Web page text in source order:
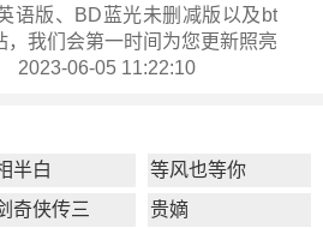
语版、BD蓝光未删减版以及bt
，我们会第一时间为您更新照亮
2023-06-05 11:22:10
半白
等风也等你
奇侠传三
贵嫡